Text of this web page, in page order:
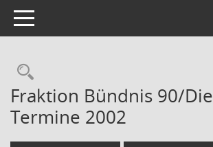
Toggle navigation
Rechercheauswahl
Fraktion Bündnis 90/
Termine 2002